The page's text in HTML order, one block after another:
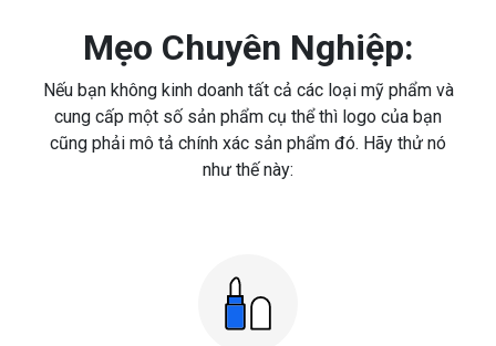
Mẹo Chuyên Nghiệp:
Nếu bạn không kinh doanh tất cả các loại mỹ phẩm và
cung cấp một số sản phẩm cụ thể thì logo của bạn
cũng phải mô tả chính xác sản phẩm đó. Hãy thử nó
như thế này: